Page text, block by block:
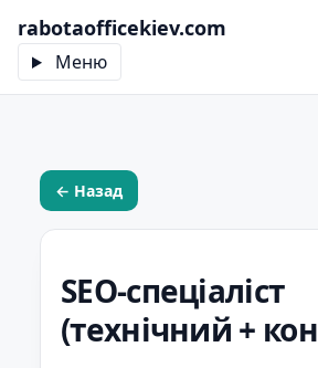
rabotaofficekiev.com
Меню
← Назад
SEO-спеціаліст
(технічний +